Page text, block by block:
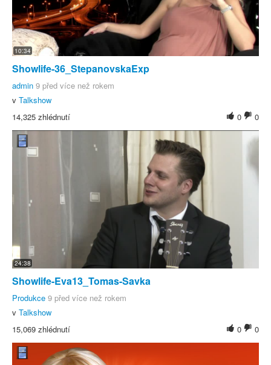
10:34
Showlife-36_StepanovskaExp
admin 9 před více než rokem
v Talkshow
0
0
14,325 zhlédnutí
24:38
Showlife-Eva13_Tomas-Savka
Produkce 9 před více než rokem
v Talkshow
0
0
15,069 zhlédnutí